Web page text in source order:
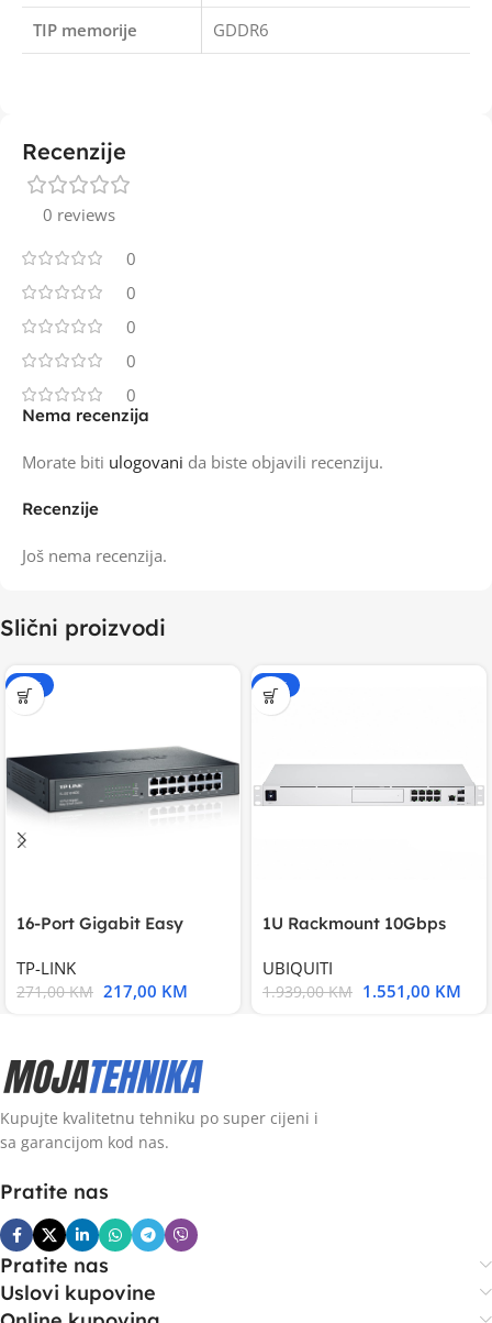
TIP memorije GDDR6
Recenzije
0 reviews
0
0
0
0
0
Recenzije
Još nema recenzija.
Nema recenzija
Morate biti ulogovani da biste objavili recenziju.
Slični proizvodi
-20%
16-Port Gigabit Easy
TP-LINK
271,00KM 217,00 KM
-20%
1U Rackmount 10Gbps
UBIQUITI
1.939,00KM 1.551,00 KM
Kupujte kvalitetnu tehniku po super cijeni i
sa garancijom kod nas.
Pratite nas
Pratite nas
Uslovi kupovine